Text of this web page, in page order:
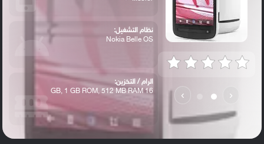
‹
›
نظام التشغيل:
Nokia Belle OS
الرام / التخزين:
16 GB, 1 GB ROM, 512 MB RAM
الكاميرا الأساسية: